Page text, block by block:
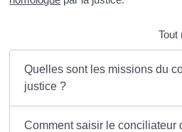
Tout
Quelles sont les missions du
justice ?
Comment saisir le conciliateur